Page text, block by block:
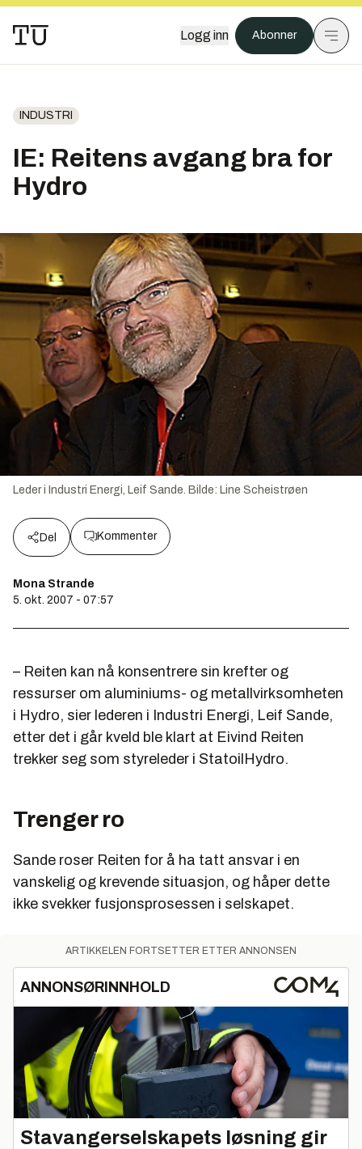
Logg inn Abonner
INDUSTRI
IE: Reitens avgang bra for
Hydro
Leder i Industri Energi, Leif Sande. Bilde: Line Scheistrøen
Del Kommenter
Mona Strande
5. okt. 2007 - 07:57
– Reiten kan nå konsentrere sin krefter og
ressurser om aluminiums- og metallvirksomheten
i Hydro, sier lederen i Industri Energi, Leif Sande,
etter det i går kveld ble klart at Eivind Reiten
trekker seg som styreleder i StatoilHydro.
Trenger ro
Sande roser Reiten for å ha tatt ansvar i en
vanskelig og krevende situasjon, og håper dette
ikke svekker fusjonsprosessen i selskapet.
ARTIKKELEN FORTSETTER ETTER ANNONSEN
ANNONSØRINNHOLD
Stavangerselskapets løsning gir